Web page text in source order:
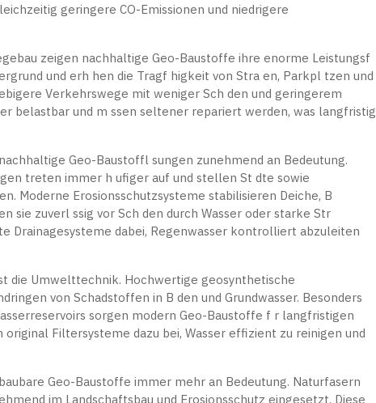
geringere CO-Emissionen und niedrigere
zeigen nachhaltige Geo-Baustoffe ihre enorme Leistungsf
und erh hen die Tragf higkeit von Stra en, Parkpl tzen und
Verkehrswege mit weniger Sch den und geringerem
belastbar und m ssen seltener repariert werden, was langfristig
Geo-Baustoffl sungen zunehmend an Bedeutung.
treten immer h ufiger auf und stellen St dte sowie
Moderne Erosionsschutzsysteme stabilisieren Deiche, B
sie zuverl ssig vor Sch den durch Wasser oder starke Str
Drainagesysteme dabei, Regenwasser kontrolliert abzuleiten
die Umwelttechnik. Hochwertige geosynthetische
von Schadstoffen in B den und Grundwasser. Besonders
sorgen modern Geo-Baustoffe f r langfristigen
Filtersysteme dazu bei, Wasser effizient zu reinigen und
Geo-Baustoffe immer mehr an Bedeutung. Naturfasern
im Landschaftsbau und Erosionsschutz eingesetzt. Diese